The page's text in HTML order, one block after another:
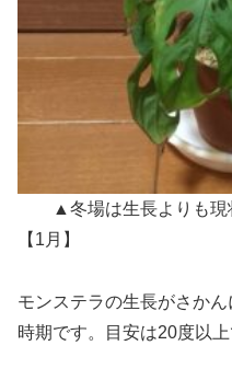
▲冬場は生長よりも現
【1月】
モンステラの生長がさか
時期です。目安は20度以上